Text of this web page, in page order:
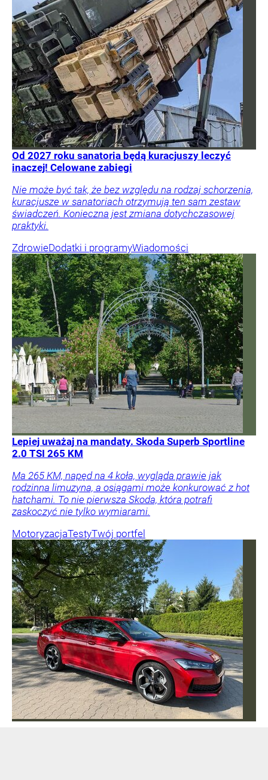
Od 2027 roku sanatoria będą kuracjuszy leczyć
inaczej! Celowane zabiegi
Nie może być tak, że bez względu na rodzaj schorzenia,
kuracjusze w sanatoriach otrzymują ten sam zestaw
świadczeń. Konieczna jest zmiana dotychczasowej
praktyki.
ZdrowieDodatki i programyWiadomości
Lepiej uważaj na mandaty. Skoda Superb Sportline
2.0 TSI 265 KM
Ma 265 KM, napęd na 4 koła, wygląda prawie jak
rodzinna limuzyna, a osiągami może konkurować z hot
hatchami. To nie pierwsza Skoda, która potrafi
zaskoczyć nie tylko wymiarami.
MotoryzacjaTestyTwój portfel